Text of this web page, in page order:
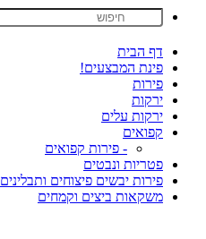
דף הבית
פינת המבצעים!
פירות
ירקות
ירקות עלים
קפואים
- פירות קפואים
פטריות ונבטים
פירות יבשים פיצוחים ותבלינים
משקאות ביצים וקמחים